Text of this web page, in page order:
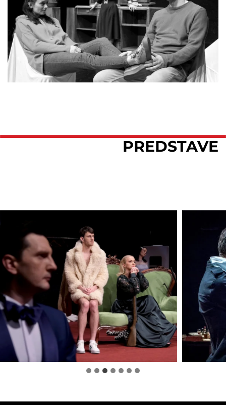
PREDSTAVE